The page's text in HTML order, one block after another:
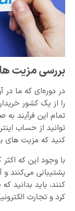
بررسی مزیت
در دوره‌ای که ما در
را از یک کشور
تمام این فرآیند
توانید از حساب
کنید که مزیت های
با وجود این که
پشتیبانی می‌کنند
کنند، باید بدانید
کرد و تجارت